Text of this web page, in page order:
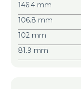
146.4 mm
106.8 mm
102 mm
81.9 mm